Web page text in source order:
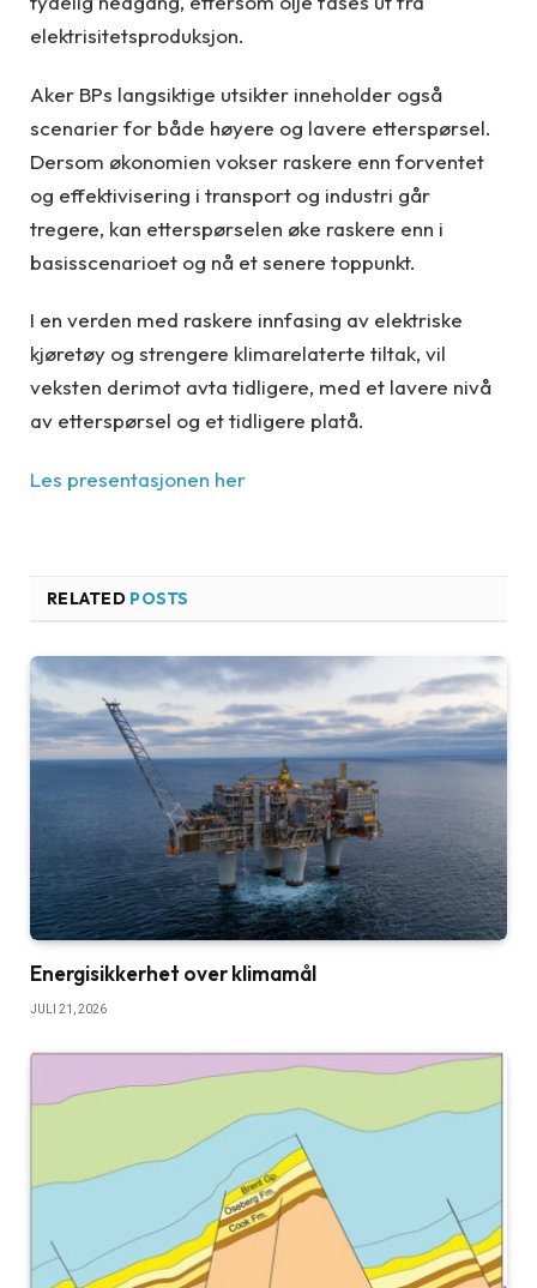
elektrisitetsproduksjon.
Aker BPs langsiktige utsikter inneholder også
scenarier for både høyere og lavere etterspørsel.
Dersom økonomien vokser raskere enn forventet
og effektivisering i transport og industri går
tregere, kan etterspørselen øke raskere enn i
basisscenarioet og nå et senere toppunkt.
I en verden med raskere innfasing av elektriske
kjøretøy og strengere klimarelaterte tiltak, vil
veksten derimot avta tidligere, med et lavere nivå
av etterspørsel og et tidligere platå.
Les presentasjonen her
RELATED POSTS
Energisikkerhet over klimamål
JULI 21, 2026